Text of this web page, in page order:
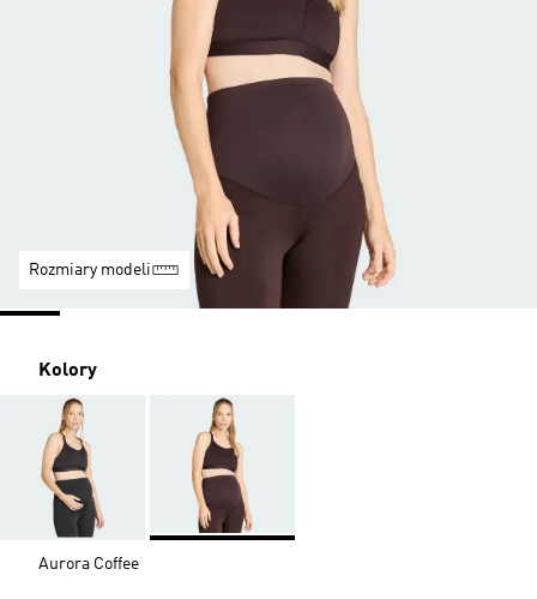
Rozmiary modeli
Kolory
Aurora Coffee